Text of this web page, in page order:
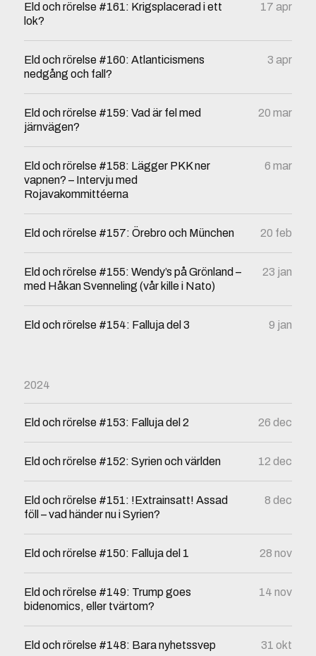
Eld och rörelse #161: Krigsplacerad i ett
lok?
17 apr
Eld och rörelse #160: Atlanticismens
nedgång och fall?
3 apr
Eld och rörelse #159: Vad är fel med
järnvägen?
20 mar
Eld och rörelse #158: Lägger PKK ner
vapnen? – Intervju med
Rojavakommittéerna
6 mar
Eld och rörelse #157: Örebro och München 20 feb
Eld och rörelse #155: Wendy’s på Grönland –
med Håkan Svenneling (vår kille i Nato)
23 jan
Eld och rörelse #154: Falluja del 3 9 jan
2024
Eld och rörelse #153: Falluja del 2 26 dec
Eld och rörelse #152: Syrien och världen 12 dec
Eld och rörelse #151: !Extrainsatt! Assad
föll – vad händer nu i Syrien?
8 dec
Eld och rörelse #150: Falluja del 1 28 nov
Eld och rörelse #149: Trump goes
bidenomics, eller tvärtom?
14 nov
Eld och rörelse #148: Bara nyhetssvep 31 okt